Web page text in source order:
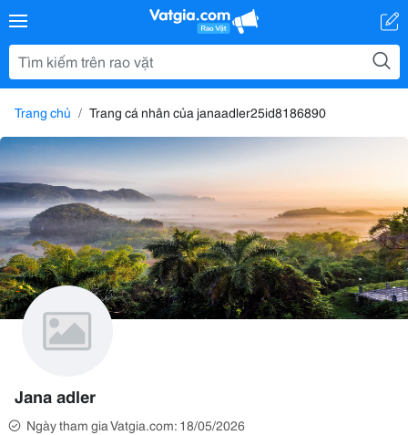
Trang chủ Trang cá nhân của janaadler25id8186890
Jana adler
Ngày tham gia Vatgia.com: 18/05/2026